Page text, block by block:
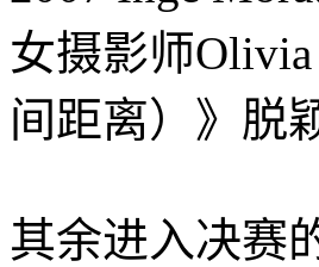
女摄影师
间距离）》脱
其余进入决赛